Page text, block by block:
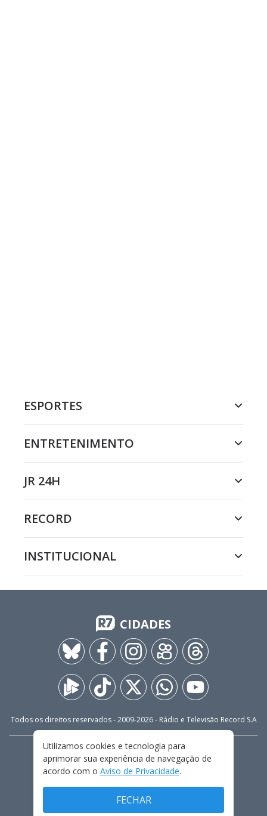
ESPORTES
ENTRETENIMENTO
JR 24H
RECORD
INSTITUCIONAL
CIDADES
Todos os direitos reservados - 2009-2026- Rádio e Televisão Record S.A
FALE CONOSCO
PRIVACIDADE
TERMOS E CONDIÇÕES DE USO
Utilizamos cookies e tecnologia para
aprimorar sua experiência de navegação de
acordo com o Aviso de Privacidade.
FECHAR